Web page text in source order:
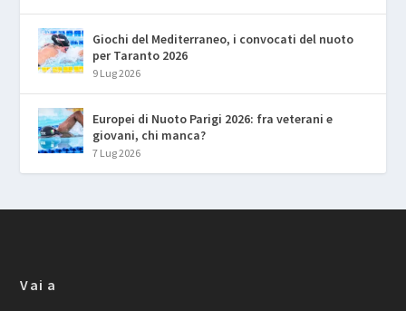
Giochi del Mediterraneo, i convocati del nuoto
per Taranto 2026
9 Lug 2026
Europei di Nuoto Parigi 2026: fra veterani e
giovani, chi manca?
7 Lug 2026
Vai a